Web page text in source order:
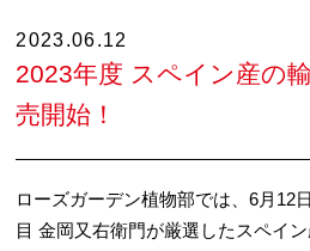
2023.06.12
2023年度 スペイン産の
売開始！
ローズガーデン植物部では、6月12
目 金岡又右衛門が厳選したスペイ